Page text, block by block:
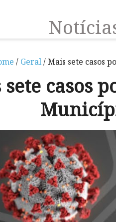
/ Geral/ Mais sete casos
casos